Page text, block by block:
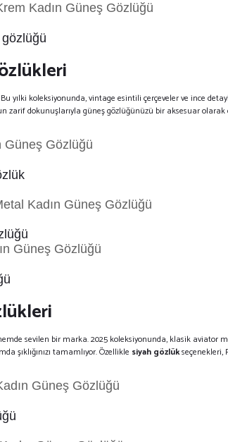
Kadın Güneş Gözlüğü
yılki koleksiyonunda, vintage esintili çerçeveler ve ince
zarif dokunuşlarıyla güneş gözlüğünüzü bir aksesuar olarak
Güneş Gözlüğü
Kadın Güneş Gözlüğü
Güneş Gözlüğü
sevilen bir marka. 2025 koleksiyonunda, klasik
şıklığınızı tamamlıyor. Özellikle siyah gözlükseçenekleri,
Güneş Gözlüğü